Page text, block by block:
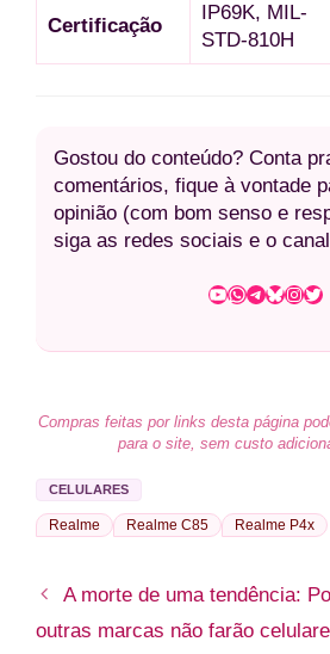
Certificação
IP69K, MIL-
STD-810H
Gostou do conteúdo? Conta
comentários, fique à vontade
opinião (com bom senso e
siga as redes sociais e o
Youtube WhatsApp TelegramBluesky InstagramTwitter
Compras feitas por links desta página
para o site, sem custo
CELULARES
Realme Realme C85 Realme P4x
A morte de uma tendência:
outras marcas não farão